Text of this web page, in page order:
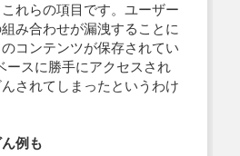
れらの項目です。ユーザー
み合わせが漏洩することに
コンテンツが保存されてい
ースに勝手にアクセスされ
されてしまったというわけ
例も